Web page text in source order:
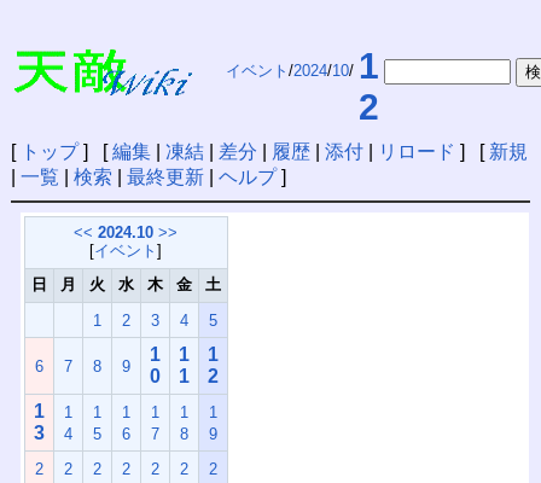
イベント /2024/10/ 1
2
[ トップ] [編集| 凍結| 差分 履歴| 添付| リロード ] [ 新規
一覧 検索 最終更新| ヘルプ]
<< 2024.10 >>
[イベント]
日
月 火 水 木 金
土
1
2 3 4 5
6 7 8 9
1
0
1
1
1
2
1
3
1
4
1
5
1
6
1
7
1
8
1
9
2
2
2
2
2
2
2